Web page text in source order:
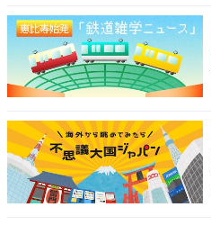
こちらもおすすめ